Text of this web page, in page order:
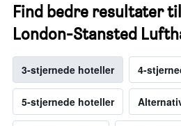
Find bedre resultater
London-Stansted
3-stjernede hoteller 4-
5-stjernede hoteller